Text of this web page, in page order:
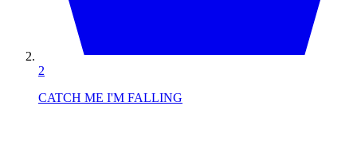
2
CATCH ME I'M FALLING